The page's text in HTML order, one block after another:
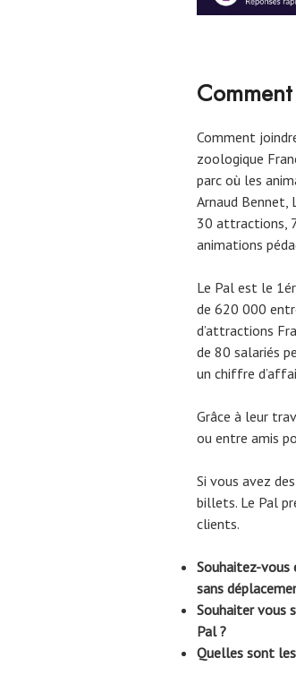
Comment
Comment
zoologique
parc où les
Arnaud
30 attractions,
animations
Le Pal est le
de 620 000
d’attractions
de 80 salariés
un chiffre
Grâce à leur
ou entre amis
Si vous avez
billets. Le Pal
clients.
Souhaitez-
sans
Souhaiter vous
Pal ?
Quelles sont